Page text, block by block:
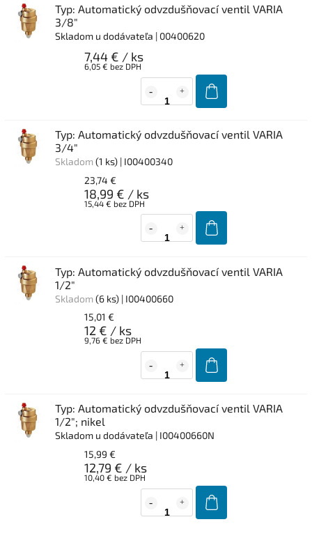
Typ: Automatický odvzdušňovací ventil VARIA
3/8"
Skladom u dodávateľa | 00400620
7,44 € / ks
6,05 € bez DPH
Typ: Automatický odvzdušňovací ventil VARIA
3/4"
Skladom (1 ks) | I00400340
23,74 €
18,99 € / ks
15,44 € bez DPH
Typ: Automatický odvzdušňovací ventil VARIA
1/2"
Skladom (6 ks) | I00400660
15,01 €
12 € / ks
9,76 € bez DPH
Typ: Automatický odvzdušňovací ventil VARIA
1/2"; nikel
Skladom u dodávateľa | I00400660N
15,99 €
12,79 € / ks
10,40 € bez DPH